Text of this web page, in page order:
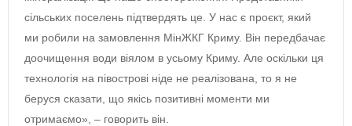
сільських поселень підтвердять це. У нас є проєкт, який
ми робили на замовлення МінЖКГ Криму. Він передбачає
доочищення води віялом в усьому Криму. Але оскільки ця
технологія на півострові ніде не реалізована, то я не
беруся сказати, що якісь позитивні моменти ми
отримаємо», ‒ говорить він.